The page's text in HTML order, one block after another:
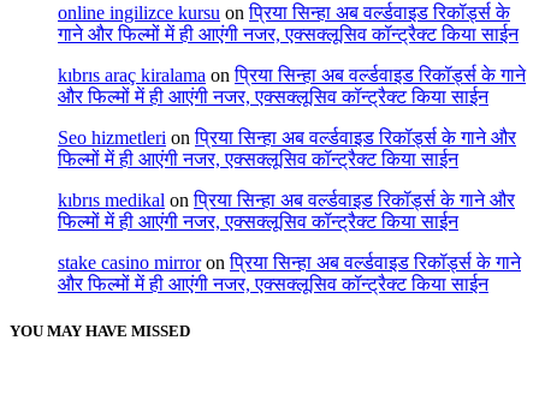
online ingilizce kursu onप्रिया सिन्हा अब वर्ल्डवाइड रिकॉर्ड्स के
गाने और फिल्मों में ही आएंगी नजर, एक्सक्लूसिव कॉन्ट्रैक्ट किया साईन
kıbrıs araç kiralama onप्रिया सिन्हा अब वर्ल्डवाइड रिकॉर्ड्स के गाने
और फिल्मों में ही आएंगी नजर, एक्सक्लूसिव कॉन्ट्रैक्ट किया साईन
Seo hizmetleri onप्रिया सिन्हा अब वर्ल्डवाइड रिकॉर्ड्स के गाने और
फिल्मों में ही आएंगी नजर, एक्सक्लूसिव कॉन्ट्रैक्ट किया साईन
kıbrıs medikal onप्रिया सिन्हा अब वर्ल्डवाइड रिकॉर्ड्स के गाने और
फिल्मों में ही आएंगी नजर, एक्सक्लूसिव कॉन्ट्रैक्ट किया साईन
stake casino mirroronप्रिया सिन्हा अब वर्ल्डवाइड रिकॉर्ड्स के गाने
और फिल्मों में ही आएंगी नजर, एक्सक्लूसिव कॉन्ट्रैक्ट किया साईन
YOU MAY HAVE MISSED